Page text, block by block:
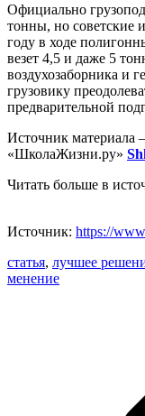
Официально
тонны, но
году в ходе
везет 4,5 и даже 5
воздухозаборника и
грузовику
предварительной
Источник материала
«ШколаЖизни.ру»
Читать больше в
Источник: https://
статья, лучшее
менение